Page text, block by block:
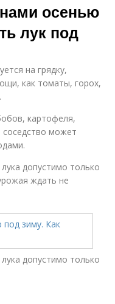
осенью
лук под
на грядку,
как томаты, горох,
картофеля,
соседство может
допустимо только
ждать не
допустимо только